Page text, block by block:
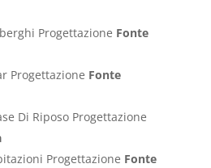
Progettazione Fonte
Progettazione Fonte
Di Riposo Progettazione
Progettazione Fonte